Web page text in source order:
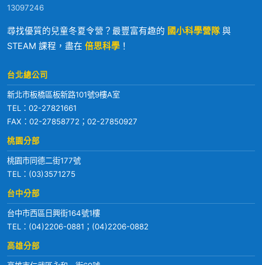
13097246
尋找優質的兒童冬夏令營？最豐富有趣的 國小科學營隊 與
STEAM 課程，盡在 倍思科學 ！
台北總公司
新北市板橋區板新路101號9樓A室
TEL： 02-27821661
FAX：02-27858772；02-27850927
桃園分部
桃園市同德二街177號
TEL： (03)3571275
台中分部
台中市西區日興街164號1樓
TEL： (04)2206-0881 ； (04)2206-0882
高雄分部